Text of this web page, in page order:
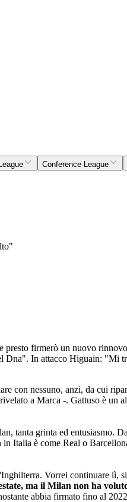
Conference League
firmerò un nuovo
Dna". In attacco Higuain: "Mi
con nessuno, anzi, da cui
a Marca -. Gattuso è un
tanta grinta ed entusiasmo.
Italia è come Real o
Vorrei continuare lì,
ma il Milan non ha
abbia firmato fino al